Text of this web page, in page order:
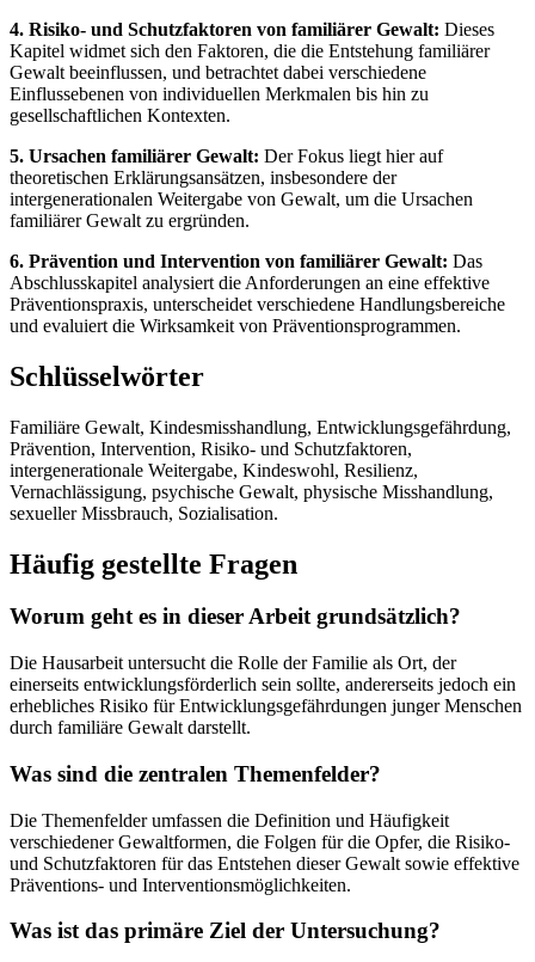
4. Risiko- und Schutzfaktoren von familiärer Gewalt: Dieses
Kapitel widmet sich den Faktoren, die die Entstehung familiärer
Gewalt beeinflussen, und betrachtet dabei verschiedene
Einflussebenen von individuellen Merkmalen bis hin zu
gesellschaftlichen Kontexten.
5. Ursachen familiärer Gewalt: Der Fokus liegt hier auf
theoretischen Erklärungsansätzen, insbesondere der
intergenerationalen Weitergabe von Gewalt, um die Ursachen
familiärer Gewalt zu ergründen.
6. Prävention und Intervention von familiärer Gewalt: Das
Abschlusskapitel analysiert die Anforderungen an eine effektive
Präventionspraxis, unterscheidet verschiedene Handlungsbereiche
und evaluiert die Wirksamkeit von Präventionsprogrammen.
Schlüsselwörter
Familiäre Gewalt, Kindesmisshandlung, Entwicklungsgefährdung,
Prävention, Intervention, Risiko- und Schutzfaktoren,
intergenerationale Weitergabe, Kindeswohl, Resilienz,
Vernachlässigung, psychische Gewalt, physische Misshandlung,
sexueller Missbrauch, Sozialisation.
Häufig gestellte Fragen
Worum geht es in dieser Arbeit grundsätzlich?
Die Hausarbeit untersucht die Rolle der Familie als Ort, der
einerseits entwicklungsförderlich sein sollte, andererseits jedoch ein
erhebliches Risiko für Entwicklungsgefährdungen junger Menschen
durch familiäre Gewalt darstellt.
Was sind die zentralen Themenfelder?
Die Themenfelder umfassen die Definition und Häufigkeit
verschiedener Gewaltformen, die Folgen für die Opfer, die Risiko-
und Schutzfaktoren für das Entstehen dieser Gewalt sowie effektive
Präventions- und Interventionsmöglichkeiten.
Was ist das primäre Ziel der Untersuchung?